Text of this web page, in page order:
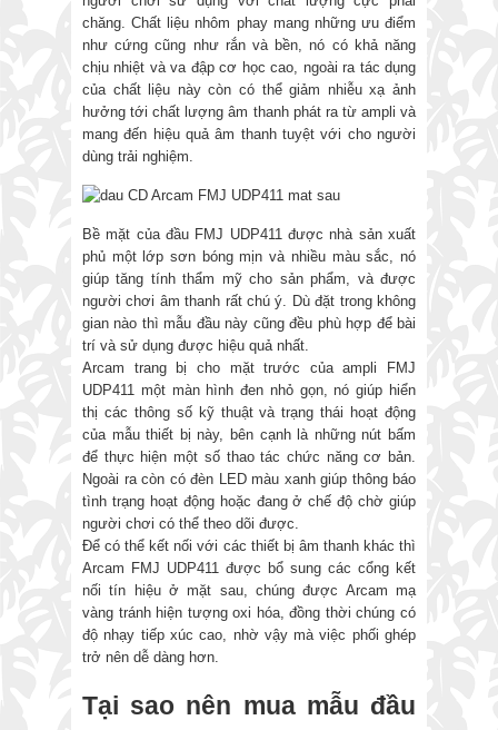
chăng. Chất liệu nhôm phay mang những ưu điểm
như cứng cũng như rắn và bền, nó có khả năng
chịu nhiệt và va đập cơ học cao, ngoài ra tác dụng
của chất liệu này còn có thể giảm nhiễu xạ ảnh
hưởng tới chất lượng âm thanh phát ra từ ampli và
mang đến hiệu quả âm thanh tuyệt với cho người
dùng trải nghiệm.
Bề mặt của đầu FMJ UDP411 được nhà sản xuất
phủ một lớp sơn bóng mịn và nhiều màu sắc, nó
giúp tăng tính thẩm mỹ cho sản phẩm, và được
người chơi âm thanh rất chú ý. Dù đặt trong không
gian nào thì mẫu đầu này cũng đều phù hợp để bài
trí và sử dụng được hiệu quả nhất.
Arcam trang bị cho mặt trước của ampli FMJ
UDP411 một màn hình đen nhỏ gọn, nó giúp hiển
thị các thông số kỹ thuật và trạng thái hoạt động
của mẫu thiết bị này, bên cạnh là những nút bấm
để thực hiện một số thao tác chức năng cơ bản.
Ngoài ra còn có đèn LED màu xanh giúp thông báo
tình trạng hoạt động hoặc đang ở chế độ chờ giúp
người chơi có thể theo dõi được.
Để có thể kết nối với các thiết bị âm thanh khác thì
Arcam FMJ UDP411 được bổ sung các cổng kết
nối tín hiệu ở mặt sau, chúng được Arcam mạ
vàng tránh hiện tượng oxi hóa, đồng thời chúng có
độ nhạy tiếp xúc cao, nhờ vậy mà việc phối ghép
trở nên dễ dàng hơn.
Tại sao nên mua mẫu đầu